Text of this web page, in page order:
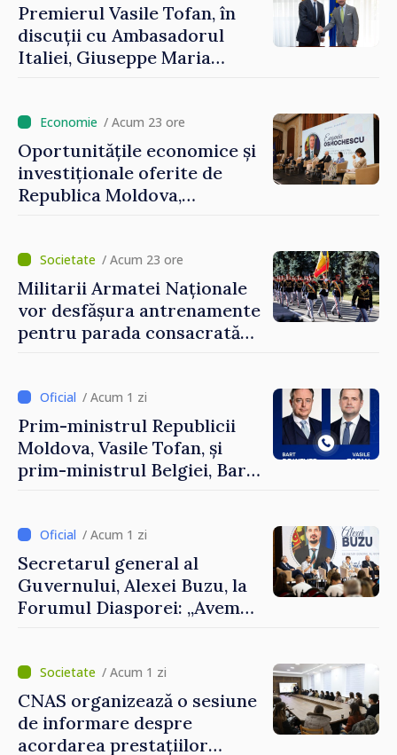
Premierul Vasile Tofan, în
discuții cu Ambasadorul
Italiei, Giuseppe Maria
/ Acum 23 ore
Oportunitățile economice și
investiționale oferite de
Republica Moldova,
Forumul Diasporei
/ Acum 23 ore
Militarii Armatei Naționale
vor desfășura antrenamente
pentru parada consacrată
/ Acum 1 zi
Prim-ministrul Republicii
Moldova, Vasile Tofan, și
prim-ministrul Belgiei, Bart
al Republicii Moldova.
/ Acum 1 zi
Secretarul general al
Guvernului, Alexei Buzu, la
Forumul Diasporei: „Avem
construi comunități mai
puternice”
/ Acum 1 zi
CNAS organizează o sesiune
de informare despre
acordarea prestațiilor